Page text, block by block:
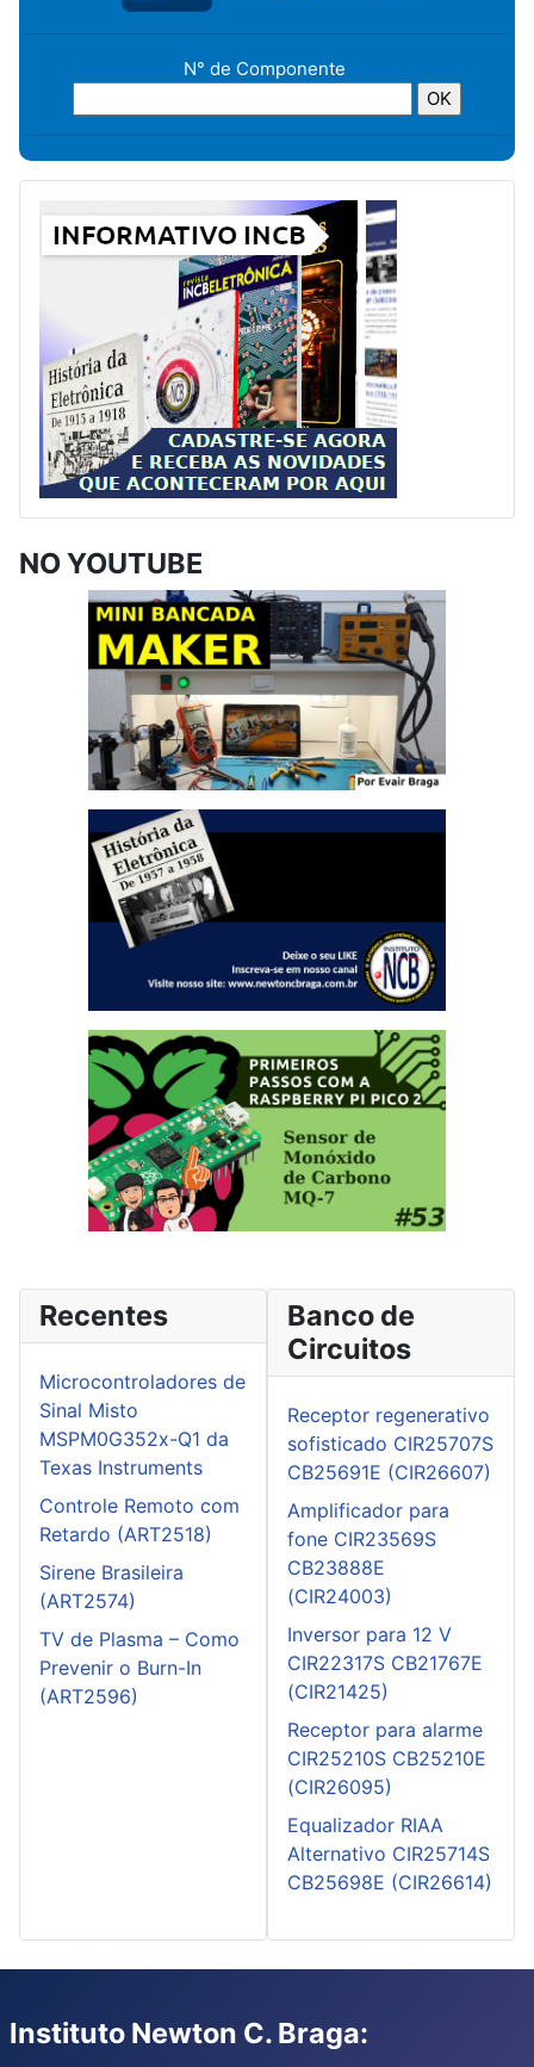
N° de Componente
NO YOUTUBE
Recentes
Microcontroladores de
Sinal Misto
MSPM0G352x-Q1 da
Texas Instruments
Controle Remoto com
Retardo (ART2518)
Sirene Brasileira
(ART2574)
TV de Plasma – Como
Prevenir o Burn-In
(ART2596)
Banco de
Circuitos
Receptor regenerativo
sofisticado CIR25707S
CB25691E (CIR26607)
Amplificador para
fone CIR23569S
CB23888E
(CIR24003)
Inversor para 12 V
CIR22317S CB21767E
(CIR21425)
Receptor para alarme
CIR25210S CB25210E
(CIR26095)
Equalizador RIAA
Alternativo CIR25714S
CB25698E (CIR26614)
Instituto Newton C. Braga: